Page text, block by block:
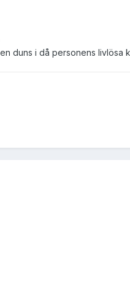
en duns i då personens